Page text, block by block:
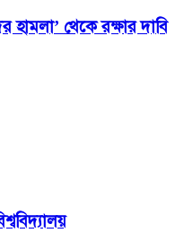
হামলা’ থেকে রক্ষার দাবি